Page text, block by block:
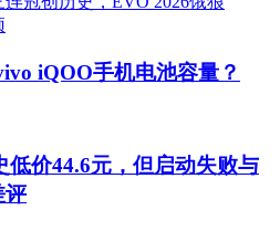
iQOO手机电池容量？
低价44.6元，但启动失败与
评